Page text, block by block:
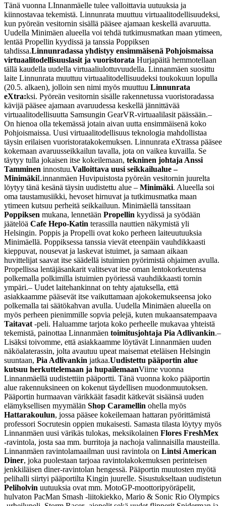
Tänä vuonna LInnanmäelle tulee valloittavia uutuuksia ja
kiinnostavaa tekemistä. Linnunrata muuttuu virtuaalitodellisuudeksi,
kun pyöreän vesitornin sisällä pääsee ajamaan keskellä avaruutta.
Uudella Minimäen alueella voi tehdä tutkimusmatkan maan ytimeen,
lentää Propellin kyydissä ja tanssia Poppiksen
tahdissa.Linnunradassa yhdistyy ensimmäisenä Pohjoismaissa
virtuaalitodellisuuslasit ja vuoristorata Hurjapäitä hemmotellaan
tällä kaudella uudella virtuaaliulottuvuudella. Linnanmäen suosittu
laite Linnunrata muuttuu virtuaalitodellisuudeksi toukokuun lopulla
(20.5. alkaen), jolloin sen nimi myös muuttuu Linnunrata
eXtra:ksi. Pyöreän vesitornin sisälle rakennetussa vuoristoradassa
kävijä pääsee ajamaan avaruudessa keskellä jännittävää
virtuaalitodellisuutta Samsungin GearVR-virtuaalilasit päässään.–
On hienoa olla tekemässä jotain aivan uutta ensimmäisenä koko
Pohjoismaissa. Uusi virtuaalitodellisuus teknologia mahdollistaa
täysin erilaisen vuoristoratakokemuksen. Linnunrata eXtrassa pääsee
kokemaan avaruusseikkailun tavalla, jota on vaikea kuvailla. Se
täytyy tulla jokaisen itse kokeilemaan, tekninen johtaja Anssi
Tamminen innostuu.Valloittava uusi seikkailualue –
MinimäkiLinnanmäen Huvipuistosta pyöreän vesitornin juurelta
löytyy tänä kesänä täysin uudistettu alue – Minimäki. Alueella soi
oma taustamusiikki, hevoset hirnuvat ja tutkimusmatka maan
ytimeen kutsuu perheitä seikkailuun. Minimäellä tanssitaan
Poppiksen mukana, lennetään Propellin kyydissä ja syödään
jäätelöä Cafe Hepo-Katin terassilla nauttien näkymistä yli
Helsingin. Poppis ja Propelli ovat koko perheen laiteuutuuksia
Minimäellä. Poppiksessa tanssia vievät eteenpäin vauhdikkaasti
kieppuvat, nousevat ja laskevat istuimet, ja samaan aikaan
huvittelijat saavat itse säädellä istuimien pyörimistä ohjaimen avulla.
Propellissa lentäjäsankarit valitsevat itse oman lentokorkeutensa
polkemalla polkimilla istuimien pyöriessä vauhdikkaasti tornin
ympäri.– Uudet laitehankinnat on tehty ajatuksella, että
asiakkaamme pääsevät itse vaikuttamaan ajokokemukseensa joko
polkemalla tai säätökahvan avulla. Uudella Minimäen alueella on
myös perheen pienimmille sopvia pelejä, kuten mukaansatempaava
Taitavat -peli. Haluamme tarjota koko perheelle mukavaa yhteistä
tekemistä, painottaa Linnanmäen toimitusjohtaja Pia Adlivankin.–
Lisäksi toivomme, että asiakkaamme löytävät Linnanmäen uuden
näköalaterassin, jolta avautuu upeat maisemat eteläisen Helsingin
suuntaan, Pia Adlivankin jatkaa.Uudistettu pääportin alue
kutsuu herkuttelemaan ja hupailemaanViime vuonna
Linnanmäellä uudistettiin pääportti. Tänä vuonna koko pääportin
alue rakennuksineen on kokenut täydellisen muodonmuutoksen.
Pääportin hurmaavan värikkäät fasadit kätkevät sisäänsä uuden
elämyksellisen myymälän Shop Caramellin ohella myös
Hattarakoulun, jossa pääsee kokeilemaan hattaran pyörittämistä
professori Socrutesin oppien mukaisesti. Samasta tilasta löytyy myös
Linnanmäen uusi värikäs tulokas, meksikolainen Flores FreshMex
-ravintola, josta saa mm. burritoja ja nachoja valinnaisilla mausteilla.
Linnanmäen ravintolamaailman uusi ravintola on Lintsi American
Diner, joka puolestaan tarjoaa ravintolakokemuksen perinteisen
jenkkiläisen diner-ravintolan hengessä. Pääportin muutosten myötä
pelihalli siirtyi pääportilta Kingin juurelle. Sisustukseltaan uudistetun
Peliholvin uutuuksia ovat mm. MotoGP-moottoripyöräpelit,
hulvaton PacMan Smash -liitokiekko, Mario & Sonic Rio Olympics